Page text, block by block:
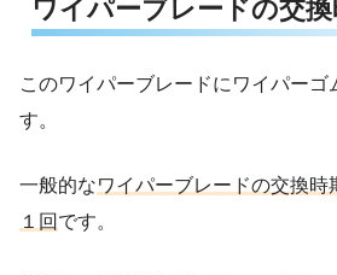
ワイパーブレードの交換
このワイパーブレードにワイパーゴ
す。
一般的なワイパーブレードの交換時
１回 です。